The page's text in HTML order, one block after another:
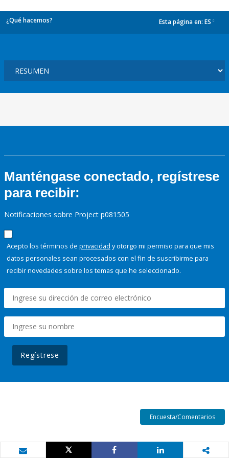
¿Qué hacemos? Esta página en: ES
Manténgase conectado, regístrese
para recibir:
Notificaciones sobre Project p081505
Acepto los términos de privacidad y otorgo mi permiso para que mis
datos personales sean procesados con el fin de suscribirme para
recibir novedades sobre los temas que he seleccionado.
Regístrese
Encuesta/Comentarios